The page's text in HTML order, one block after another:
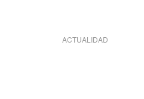
ACTUALIDAD